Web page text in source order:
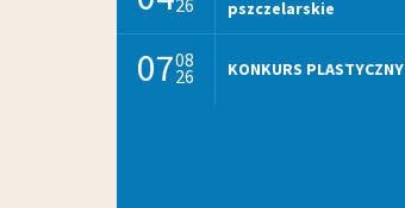
26
pszczelarskie
0708
26 KONKURS PLASTYCZNY